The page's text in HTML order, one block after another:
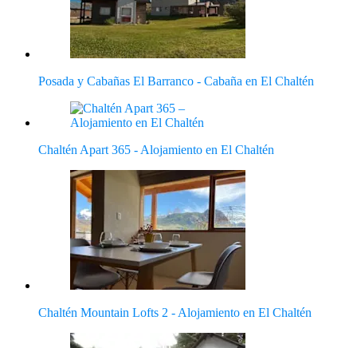
Posada y Cabañas El Barranco - Cabaña en El Chaltén
Chaltén Apart 365 - Alojamiento en El Chaltén
Chaltén Mountain Lofts 2 - Alojamiento en El Chaltén